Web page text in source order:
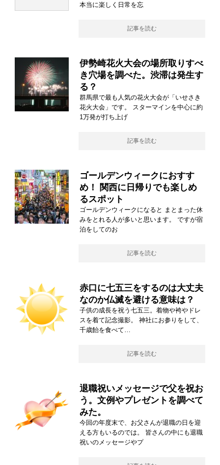
本当に楽しく日常を忘
記事を読む
伊勢崎花火大会の場所取りすべ
き穴場を調べた。渋滞は発生す
る？
群馬県で最も人気の花火大会が「いせさき
花火大会」です。 スターマインを中心に約
1万発が打ち上げ
記事を読む
ゴールデンウィークにおすす
め！ 関西に日帰りでも楽しめ
るスポット
ゴールデンウィークになると まとまった休
みをとれる人が多いと思います。 ですが宿
泊をしてのお
記事を読む
赤口に七五三をするのは大丈夫
なのか仏滅を避ける意味は？
子供の成長を祝う七五三。着物や袴やドレ
スを着て記念撮影。 神社にお参りをして、
千歳飴を食べて…
記事を読む
退職祝いメッセージで父を祝お
う。文例やプレゼントを調べて
みた。
今回の年度末で、お父さんが退職の日を迎
える方もいるのでは。 皆さんの中にも退職
祝いのメッセージやプ